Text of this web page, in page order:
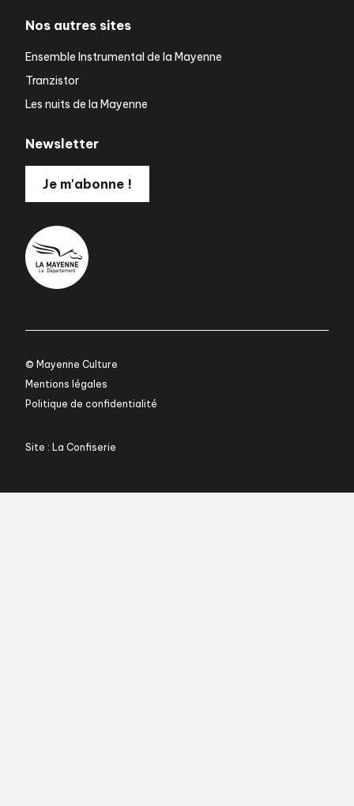
Nos autres sites
Ensemble Instrumental de la Mayenne
Tranzistor
Les nuits de la Mayenne
Newsletter
Je m'abonne !
© Mayenne Culture
Mentions légales
Politique de confidentialité
Site : La Confiserie